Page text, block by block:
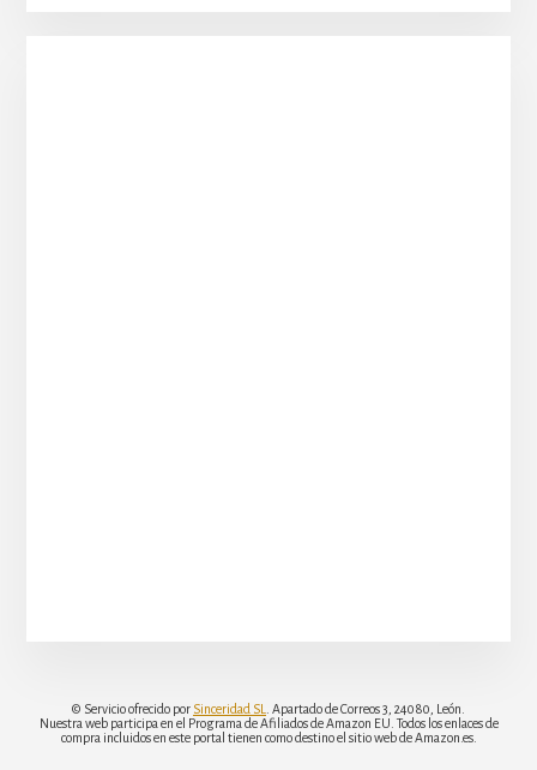
© Servicio ofrecido por Sinceridad SL
. Apartado de Correos 3, 24080, León.
Nuestra web participa en el Programa de Afiliados de Amazon EU. Todos los enlaces de
compra incluidos en este portal tienen como destino el sitio web de Amazon.es.